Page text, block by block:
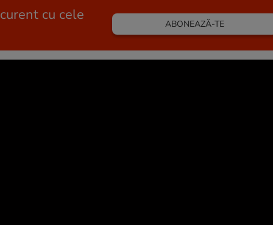
cu cele
ABONEAZĂ-TE